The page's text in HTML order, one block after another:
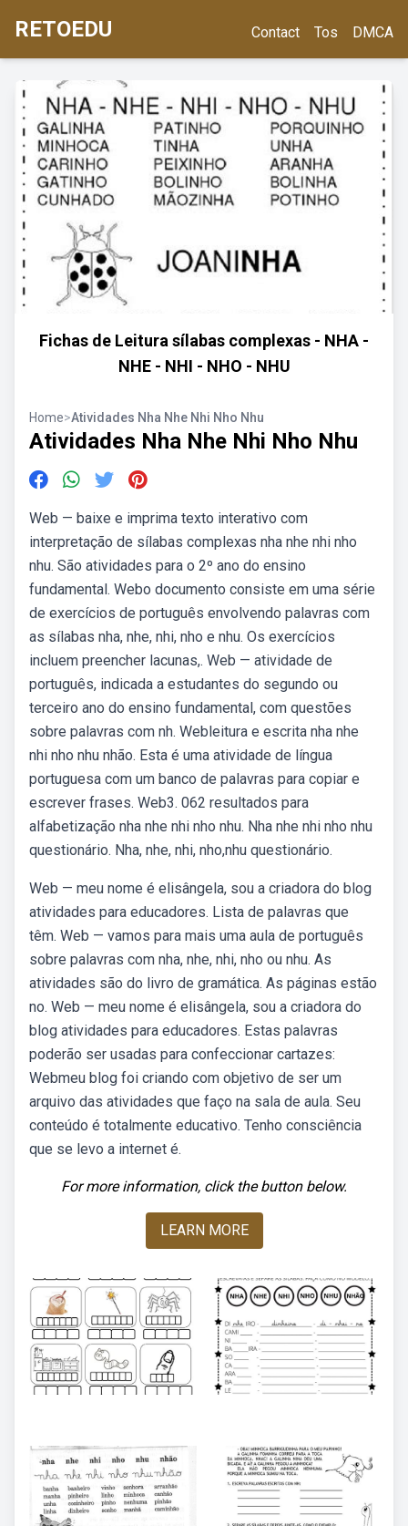
RETOEDU Contact Tos DMCA
Fichas de Leitura sílabas complexas - NHA -
NHE - NHI - NHO - NHU
Home>Atividades Nha Nhe Nhi Nho Nhu
Atividades Nha Nhe Nhi Nho Nhu
Web — baixe e imprima texto interativo com
interpretação de sílabas complexas nha nhe nhi nho
nhu. São atividades para o 2º ano do ensino
fundamental. Webo documento consiste em uma série
de exercícios de português envolvendo palavras com
as sílabas nha, nhe, nhi, nho e nhu. Os exercícios
incluem preencher lacunas,. Web — atividade de
português, indicada a estudantes do segundo ou
terceiro ano do ensino fundamental, com questões
sobre palavras com nh. Webleitura e escrita nha nhe
nhi nho nhu nhão. Esta é uma atividade de língua
portuguesa com um banco de palavras para copiar e
escrever frases. Web3. 062 resultados para
alfabetização nha nhe nhi nho nhu. Nha nhe nhi nho nhu
questionário. Nha, nhe, nhi, nho,nhu questionário.
Web — meu nome é elisângela, sou a criadora do blog
atividades para educadores. Lista de palavras que
têm. Web — vamos para mais uma aula de português
sobre palavras com nha, nhe, nhi, nho ou nhu. As
atividades são do livro de gramática. As páginas estão
no. Web — meu nome é elisângela, sou a criadora do
blog atividades para educadores. Estas palavras
poderão ser usadas para confeccionar cartazes:
Webmeu blog foi criando com objetivo de ser um
arquivo das atividades que faço na sala de aula. Seu
conteúdo é totalmente educativo. Tenho consciência
que se levo a internet é.
For more information, click the button below.
LEARN MORE